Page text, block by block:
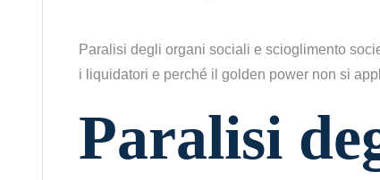
Paralisi degli organi sociali e scioglimento
i liquidatori e perché il golden power non si
Paralisi